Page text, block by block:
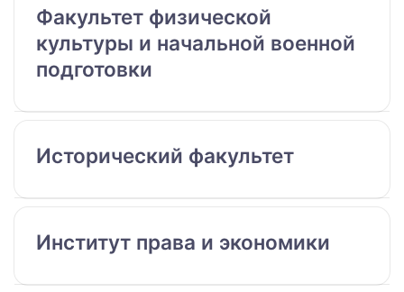
Факультет физической
культуры и начальной военной
подготовки
Исторический факультет
Институт права и экономики